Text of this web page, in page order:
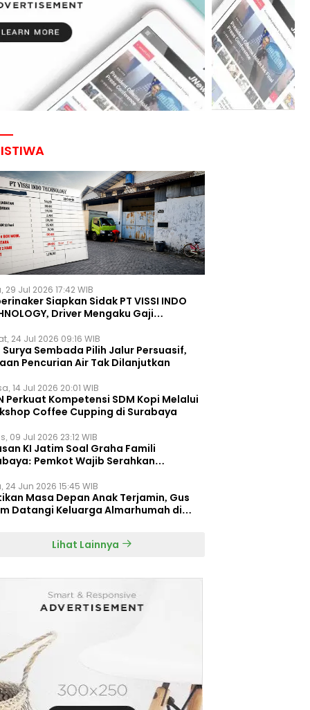
29 Jul 2026 17:42 WIB
Siapkan Sidak PT VISSI INDO
Driver Mengaku Gaji
24 Jul 2026 09:16 WIB
Surya Sembada Pilih Jalur Persuasif,
Pencurian Air Tak Dilanjutkan
14 Jul 2026 20:01 WIB
Perkuat Kompetensi SDM Kopi Melalui
Coffee Cupping di Surabaya
09 Jul 2026 23:12 WIB
KI Jatim Soal Graha Famili
Pemkot Wajib Serahkan
24 Jun 2026 15:45 WIB
Masa Depan Anak Terjamin, Gus
Datangi Keluarga Almarhumah di
Lihat Lainnya